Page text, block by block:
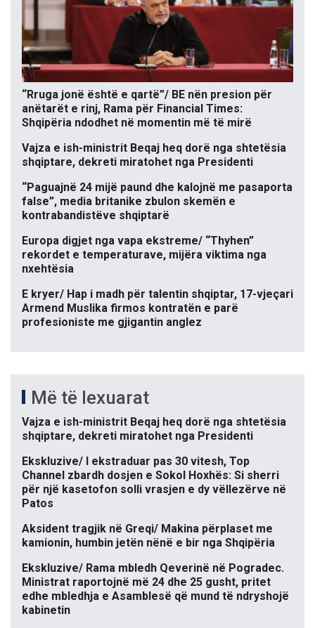
“Rruga jonë është e qartë”/ BE nën presion për
anëtarët e rinj, Rama për Financial Times:
Shqipëria ndodhet në momentin më të mirë
Vajza e ish-ministrit Beqaj heq dorë nga shtetësia
shqiptare, dekreti miratohet nga Presidenti
“Paguajnë 24 mijë paund dhe kalojnë me pasaporta
false”, media britanike zbulon skemën e
kontrabandistëve shqiptarë
Europa digjet nga vapa ekstreme/ “Thyhen”
rekordet e temperaturave, mijëra viktima nga
nxehtësia
E kryer/ Hap i madh për talentin shqiptar, 17-vjeçari
Armend Muslika firmos kontratën e parë
profesioniste me gjigantin anglez
Më të lexuarat
Vajza e ish-ministrit Beqaj heq dorë nga shtetësia
shqiptare, dekreti miratohet nga Presidenti
Ekskluzive/ I ekstraduar pas 30 vitesh, Top
Channel zbardh dosjen e Sokol Hoxhës: Si sherri
për një kasetofon solli vrasjen e dy vëllezërve në
Patos
Aksident tragjik në Greqi/ Makina përplaset me
kamionin, humbin jetën nënë e bir nga Shqipëria
Ekskluzive/ Rama mbledh Qeverinë në Pogradec.
Ministrat raportojnë më 24 dhe 25 gusht, pritet
edhe mbledhja e Asamblesë që mund të ndryshojë
kabinetin